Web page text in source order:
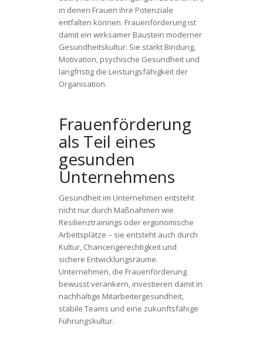
in denen Frauen ihre Potenziale
entfalten können. Frauenförderung ist
damit ein wirksamer Baustein moderner
Gesundheitskultur: Sie stärkt Bindung,
Motivation, psychische Gesundheit und
langfristig die Leistungsfähigkeit der
Organisation.
Frauenförderung
als Teil eines
gesunden
Unternehmens
Gesundheit im Unternehmen entsteht
nicht nur durch Maßnahmen wie
Resilienztrainings oder ergonomische
Arbeitsplätze – sie entsteht auch durch
Kultur, Chancengerechtigkeit und
sichere Entwicklungsräume.
Unternehmen, die Frauenförderung
bewusst verankern, investieren damit in
nachhaltige Mitarbeitergesundheit,
stabile Teams und eine zukunftsfähige
Führungskultur.